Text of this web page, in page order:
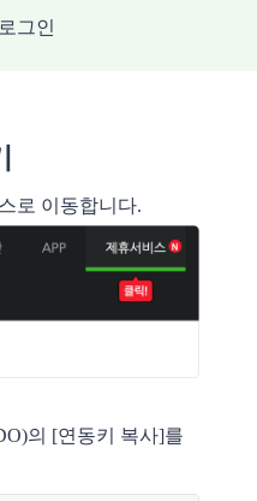
그인
로 이동합니다.
의 [연동키 복사]를